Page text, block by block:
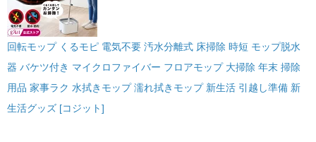
回転モップ くるモピ 電気不要 汚水分離式 床掃除 時短 モップ脱水
器 バケツ付き マイクロファイバー フロアモップ 大掃除 年末 掃除
用品 家事ラク 水拭きモップ 濡れ拭きモップ 新生活 引越し準備 新
生活グッズ [コジット]